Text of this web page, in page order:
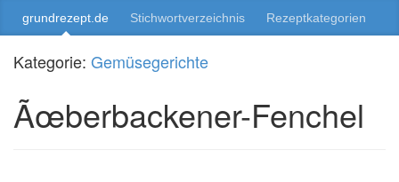
grundrezept.de Stichwortverzeichnis Rezeptkategorien
Kategorie: Gemüsegerichte
Ãœberbackener-Fenchel